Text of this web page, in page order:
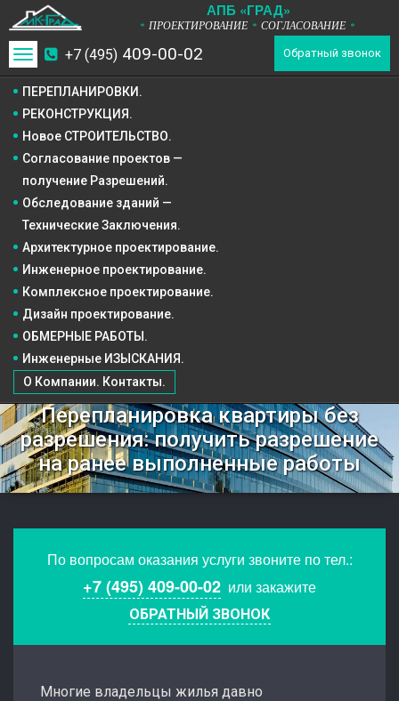
АПБ «ГРАД»
* ПРОЕКТИРОВАНИЕ * СОГЛАСОВАНИЕ *
+7 (495) 409-00-02 Обратный звонок
Toggle
navigation
ПЕРЕПЛАНИРОВКИ.
РЕКОНСТРУКЦИЯ.
Новое СТРОИТЕЛЬСТВО.
ОБМЕРНЫЕ РАБОТЫ.
Инженерные ИЗЫСКАНИЯ.
О Компании. Контакты.
Согласование проектов —
получение Разрешений.
Обследование зданий —
Технические Заключения.
Архитектурное проектирование.
Инженерное проектирование.
Комплексное проектирование.
Дизайн проектирование.
Перепланировка квартиры без
разрешения: получить разрешение
на ранее выполненные работы
По вопросам оказания услуги звоните по тел.:
+7 (495) 409-00-02 или закажите
ОБРАТНЫЙ ЗВОНОК
Многие владельцы жилья давно